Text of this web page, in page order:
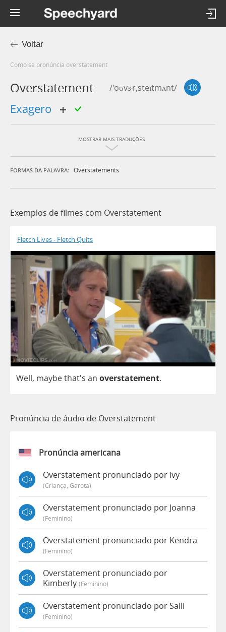
Voltar
Como se pronúncia overstatement
Overstatement /'oʊvɝr,steɪtmʌnt/
exagero
MOSTRAR MAIS TRADUÇÕES
FORMAS DA PALAVRA: Overstatements
Exemplos de filmes com Overstatement
Fletch Lives - Fletch Quits
Well, maybethat's an overstatement.
Pronúncia de áudio de Overstatement
Pronúncia americana
Overstatement pronunciado por Ivy
(criança, Garota)
Overstatement pronunciado por Joanna
(feminino)
Overstatement pronunciado por Kendra
(feminino)
Overstatement pronunciado por
Kimberly (feminino)
Overstatement pronunciado por Salli
(feminino)